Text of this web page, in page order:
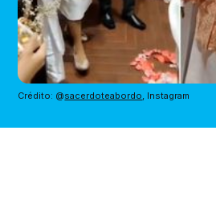
Crédito: @sacerdoteabordo, Instagram